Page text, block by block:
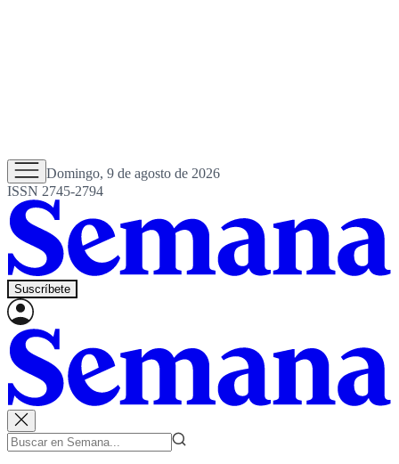
Domingo, 9 de agosto de 2026
ISSN 2745-2794
Suscríbete